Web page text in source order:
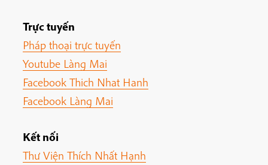
Trực tuyến
Pháp thoại trực tuyến
Youtube Làng Mai
Facebook Thich Nhat Hanh
Facebook Làng Mai
Kết nối
Thư Viện Thích Nhất Hạnh